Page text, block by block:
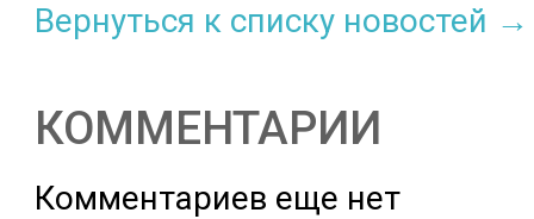
Вернуться к списку новостей →
КОММЕНТАРИИ
Комментариев еще нет